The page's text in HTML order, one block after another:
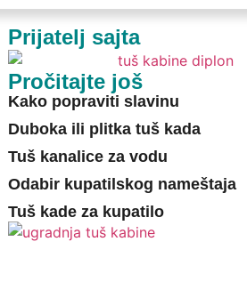
Prijatelj sajta
Pročitajte još
Kako popraviti slavinu
Duboka ili plitka tuš kada
Tuš kanalice za vodu
Odabir kupatilskog nameštaja
Tuš kade za kupatilo